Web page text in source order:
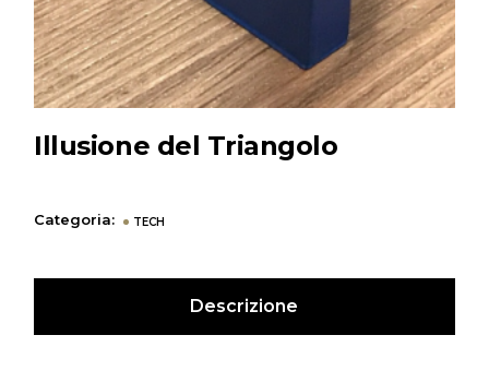
Illusione del Triangolo
Categoria: TECH
Descrizione